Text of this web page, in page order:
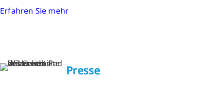
Erfahren Sie mehr
Presse